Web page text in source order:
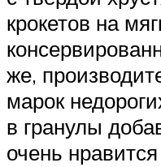
крокетов на
же,
марок
в гранулы
очень